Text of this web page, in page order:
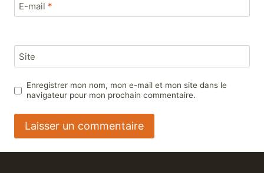
E-mail *
Site
Enregistrer mon nom, mon e-mail et mon site dans le
navigateur pour mon prochain commentaire.